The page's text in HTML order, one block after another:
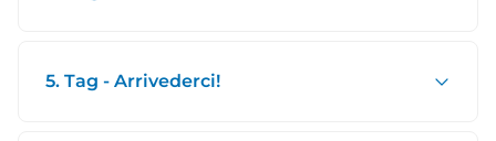
5. Tag - Arrivederci!